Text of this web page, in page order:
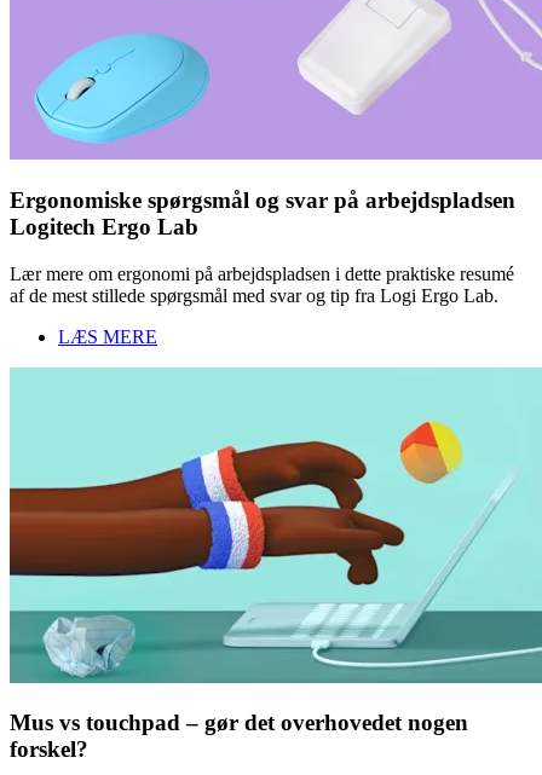
Ergonomiske spørgsmål og svar på arbejdspladsen
Logitech Ergo Lab
Lær mere om ergonomi på arbejdspladsen i dette praktiske resumé
af de mest stillede spørgsmål med svar og tip fra Logi Ergo Lab.
LÆS MERE
Mus vs touchpad – gør det overhovedet nogen
forskel?